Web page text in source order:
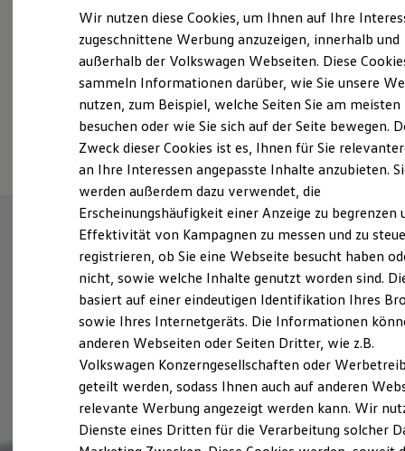
Elektroautos
ID. Tutorials
Elektrofahrzeugkonzepte
Reichweite
Reichweite der ID. Modelle
Reichweite im Winter
Laden
Laden unterwegs
Laden Zuhause
Ladezeitensimulator
Batterie
Sicherheit
Garantie und Lebensdauer
Nachhaltigkeit
Technologie
Kosten und Kauf
Verbrauchskosten
Kaufoptionen
E-Auto-Förderung
Software und Konnektivität
Die ID. Software 6
ID. Software Versionen und Updates
Digitale Extras
Schnittstellen zu Ihrem ID.
Probefahrt vereinbaren
Fahrzeugangebot anfordern
Wir nutzen diese Cookies, um Ihnen auf Ihre
zugeschnittene Werbung anzuzeigen, innerhalb und
außerhalb der Volkswagen Webseiten. Diese
sammeln Informationen darüber, wie Sie unsere
nutzen, zum Beispiel, welche Seiten Sie am meisten
besuchen oder wie Sie sich auf der Seite bewegen.
Zweck dieser Cookies ist es, Ihnen für Sie
an Ihre Interessen angepasste Inhalte anzubieten.
werden außerdem dazu verwendet, die
Erscheinungshäufigkeit einer Anzeige zu begrenzen
Effektivität von Kampagnen zu messen und zu
registrieren, ob Sie eine Webseite besucht haben
nicht, sowie welche Inhalte genutzt worden sind.
basiert auf einer eindeutigen Identifikation Ihres
sowie Ihres Internetgeräts. Die Informationen
anderen Webseiten oder Seiten Dritter, wie z.B.
Volkswagen Konzerngesellschaften oder
geteilt werden, sodass Ihnen auch auf anderen
relevante Werbung angezeigt werden kann. Wir
Dienste eines Dritten für die Verarbeitung solcher